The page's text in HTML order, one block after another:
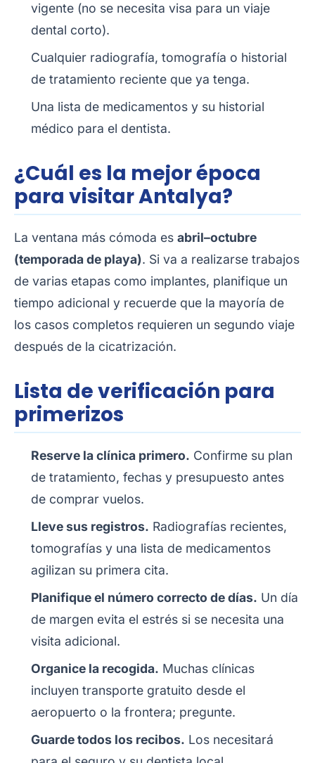
vigente (no se necesita visa para un viaje
dental corto).
Cualquier radiografía, tomografía o historial
de tratamiento reciente que ya tenga.
Una lista de medicamentos y su historial
médico para el dentista.
¿Cuál es la mejor época
para visitar Antalya?
La ventana más cómoda es abril–octubre
(temporada de playa). Si va a realizarse trabajos
de varias etapas como implantes, planifique un
tiempo adicional y recuerde que la mayoría de
los casos completos requieren un segundo viaje
después de la cicatrización.
Lista de verificación para
primerizos
Reserve la clínica primero. Confirme su plan
de tratamiento, fechas y presupuesto antes
de comprar vuelos.
Lleve sus registros. Radiografías recientes,
tomografías y una lista de medicamentos
agilizan su primera cita.
Planifique el número correcto de días. Un día
de margen evita el estrés si se necesita una
visita adicional.
Organice la recogida. Muchas clínicas
incluyen transporte gratuito desde el
aeropuerto o la frontera; pregunte.
Guarde todos los recibos. Los necesitará